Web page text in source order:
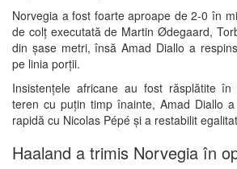
Norvegia a fost foarte aproape de 2-0 în
de colț executată de Martin Ødegaard,
din șase metri, însă Amad Diallo a
pe linia porții.
Insistențele africane au fost răsplătite
teren cu puțin timp înainte, Amad Diallo
rapidă cu Nicolas Pépé și a restabilit
Haaland a trimis Norvegia în